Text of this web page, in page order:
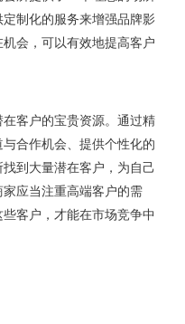
制化的服务来增强品牌影
会，可以有效地提高客户
客户的宝贵资源。通过精
合作机会、提供个性化的
到大量潜在客户，为自己
应当注重高端客户的需
客户，才能在市场竞争中